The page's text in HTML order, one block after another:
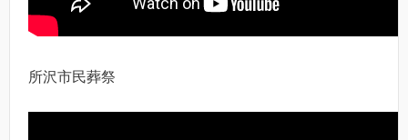
所沢市民葬祭